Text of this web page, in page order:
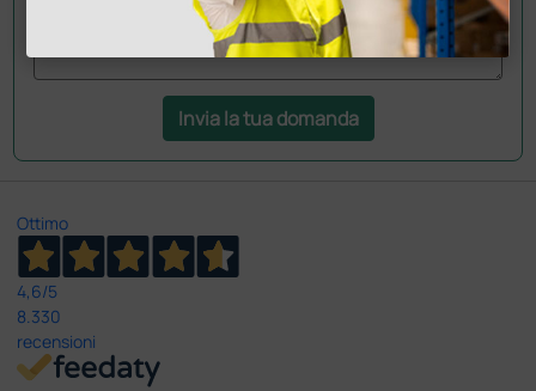
Invia la tua domanda
Ottimo
4,6/5
8.330
recensioni